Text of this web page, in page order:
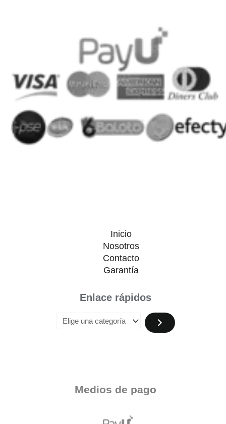
Inicio
Nosotros
Contacto
Garantía
Enlace rápidos
Medios de pago